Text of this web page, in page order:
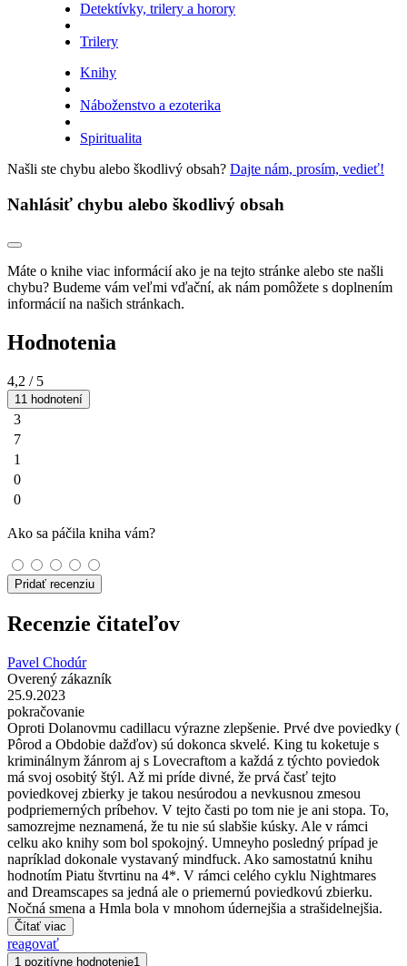
Detektívky, trilery a horory
Trilery
Knihy
Náboženstvo a ezoterika
Spiritualita
Našli ste chybu alebo škodlivý obsah? Dajte nám, prosím, vedieť!
Nahlásiť chybu alebo škodlivý obsah
Máte o knihe viac informácií ako je na tejto stránke alebo ste našli
chybu? Budeme vám veľmi vďační, ak nám pomôžete s doplnením
informácií na našich stránkach.
Hodnotenia
4,2 / 5
11 hodnotení
3
7
1
0
0
Ako sa páčila kniha vám?
Pridať recenziu
Recenzie čitateľov
Pavel Chodúr
Overený zákazník
25.9.2023
pokračovanie
Oproti Dolanovmu cadillacu výrazne zlepšenie. Prvé dve poviedky (
Pôrod a Obdobie dažďov) sú dokonca skvelé. King tu koketuje s
kriminálnym žánrom aj s Lovecraftom a každá z týchto poviedok
má svoj osobitý štýl. Až mi príde divné, že prvá časť tejto
poviedkovej zbierky je takou nesúrodou a nevkusnou zmesou
podpriemerných príbehov. V tejto časti po tom nie je ani stopa. To,
samozrejme neznamená, že tu nie sú slabšie kúsky. Ale v rámci
celku ako knihy som bol spokojný. Umneyho posledný prípad je
napríklad dokonale vystavaný mindfuck. Ako samostatnú knihu
hodnotím Piatu štvrtinu na 4*. V rámci celého cyklu Nightmares
and Dreamscapes sa jedná ale o priemernú poviedkovú zbierku.
Nočná smena a Hmla bola v mnohom údernejšia a strašidelnejšia.
Čítať viac
reagovať
1 pozitívne hodnotenie1